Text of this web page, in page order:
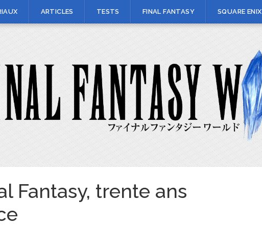
ARTICLES TESTS FINAL FANTASY SQUARE ENIX
Fantasy, trente ans